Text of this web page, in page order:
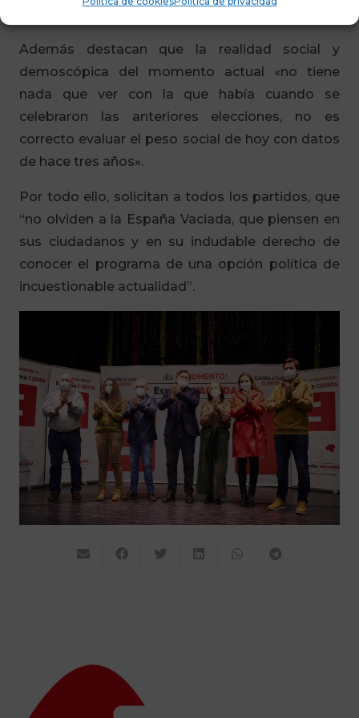
Además destacan que la realidad social y
demoscópica del momento actual «no tiene
nada que ver con la que había cuando se
celebraron las anteriores elecciones, no es
correcto evaluar el peso social de hoy con datos
de hace tres años».
Por todo ello, solicitan a todos los partidos, que
“no olviden a la España Vaciada, que piensen en
sus ciudadanos y en su indudable derecho de
conocer el programa de una opción política de
incuestionable actualidad”.